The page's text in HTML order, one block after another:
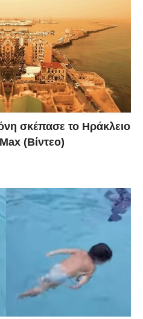
σκέπασε το Ηράκλειο
(Βίντεο)